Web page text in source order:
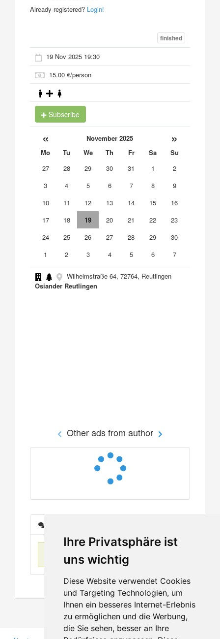
Ihre Privatsphäre ist
uns wichtig
Diese Website verwendet Cookies
und Targeting Technologien, um
Ihnen ein besseres Internet-Erlebnis
zu ermöglichen und die Werbung,
die Sie sehen, besser an Ihre
Already registered? Login!
finished
19 Nov 2025 19:30
15.00 €/person
Subscribe
« November 2025 »
Mo Tu We Th Fr Sa
Su
27
28 29 30 31 1
2
3
4 5 6 7 8
9
10
11 12 13 14 15
16
17
18 19 20 21 22
23
24
25 26 27 28 29
30
1
2 3 4 5 6 7
Wilhelmstraße 64, 72764, Reutlingen
Osiander Reutlingen
Other ads from author
No items found